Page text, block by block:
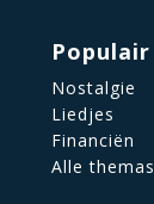
Populair
Nostalgie
Liedjes
Financiën
Alle themas